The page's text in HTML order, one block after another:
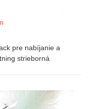
pre nabíjanie a
strieborná